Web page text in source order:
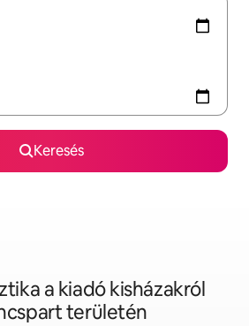
Keresés
a kiadó kisházakról
területén